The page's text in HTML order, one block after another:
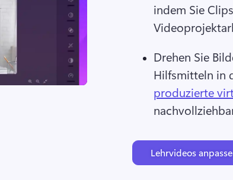
indem Sie
Drehen Sie
Hilfsmitteln in
produzierte
Lehrvideos